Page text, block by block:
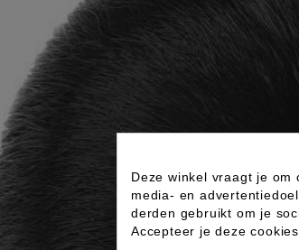
Deze winkel vraagt je
media- en
derden gebruikt om je
Accepteer je deze